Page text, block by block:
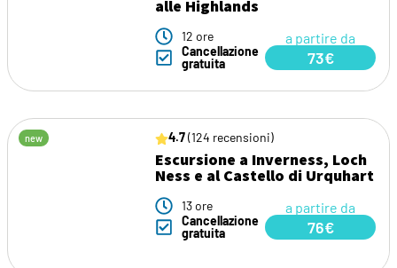
alle Highlands
12 ore
Cancellazione
gratuita
a partire da
73€
new 4.7(124 recensioni)
Escursione a Inverness, Loch
Ness e al Castello di Urquhart
13 ore
Cancellazione
gratuita
a partire da
76€